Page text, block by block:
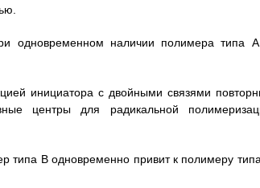
одновременном наличии полимера типа
инициатора с двойными связями
центры для радикальной
типа В одновременно привит к полимеру